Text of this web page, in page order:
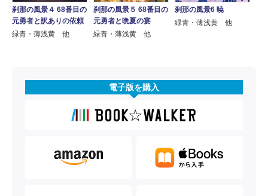
刹那の風景４ 68番目の
元勇者と訳ありの依頼
緑青・薄浅黄 他
刹那の風景５ 68番目の
元勇者と晩夏の宴
緑青・薄浅黄 他
刹那の風景6 暁
緑青・薄浅黄 他
電子版を購入